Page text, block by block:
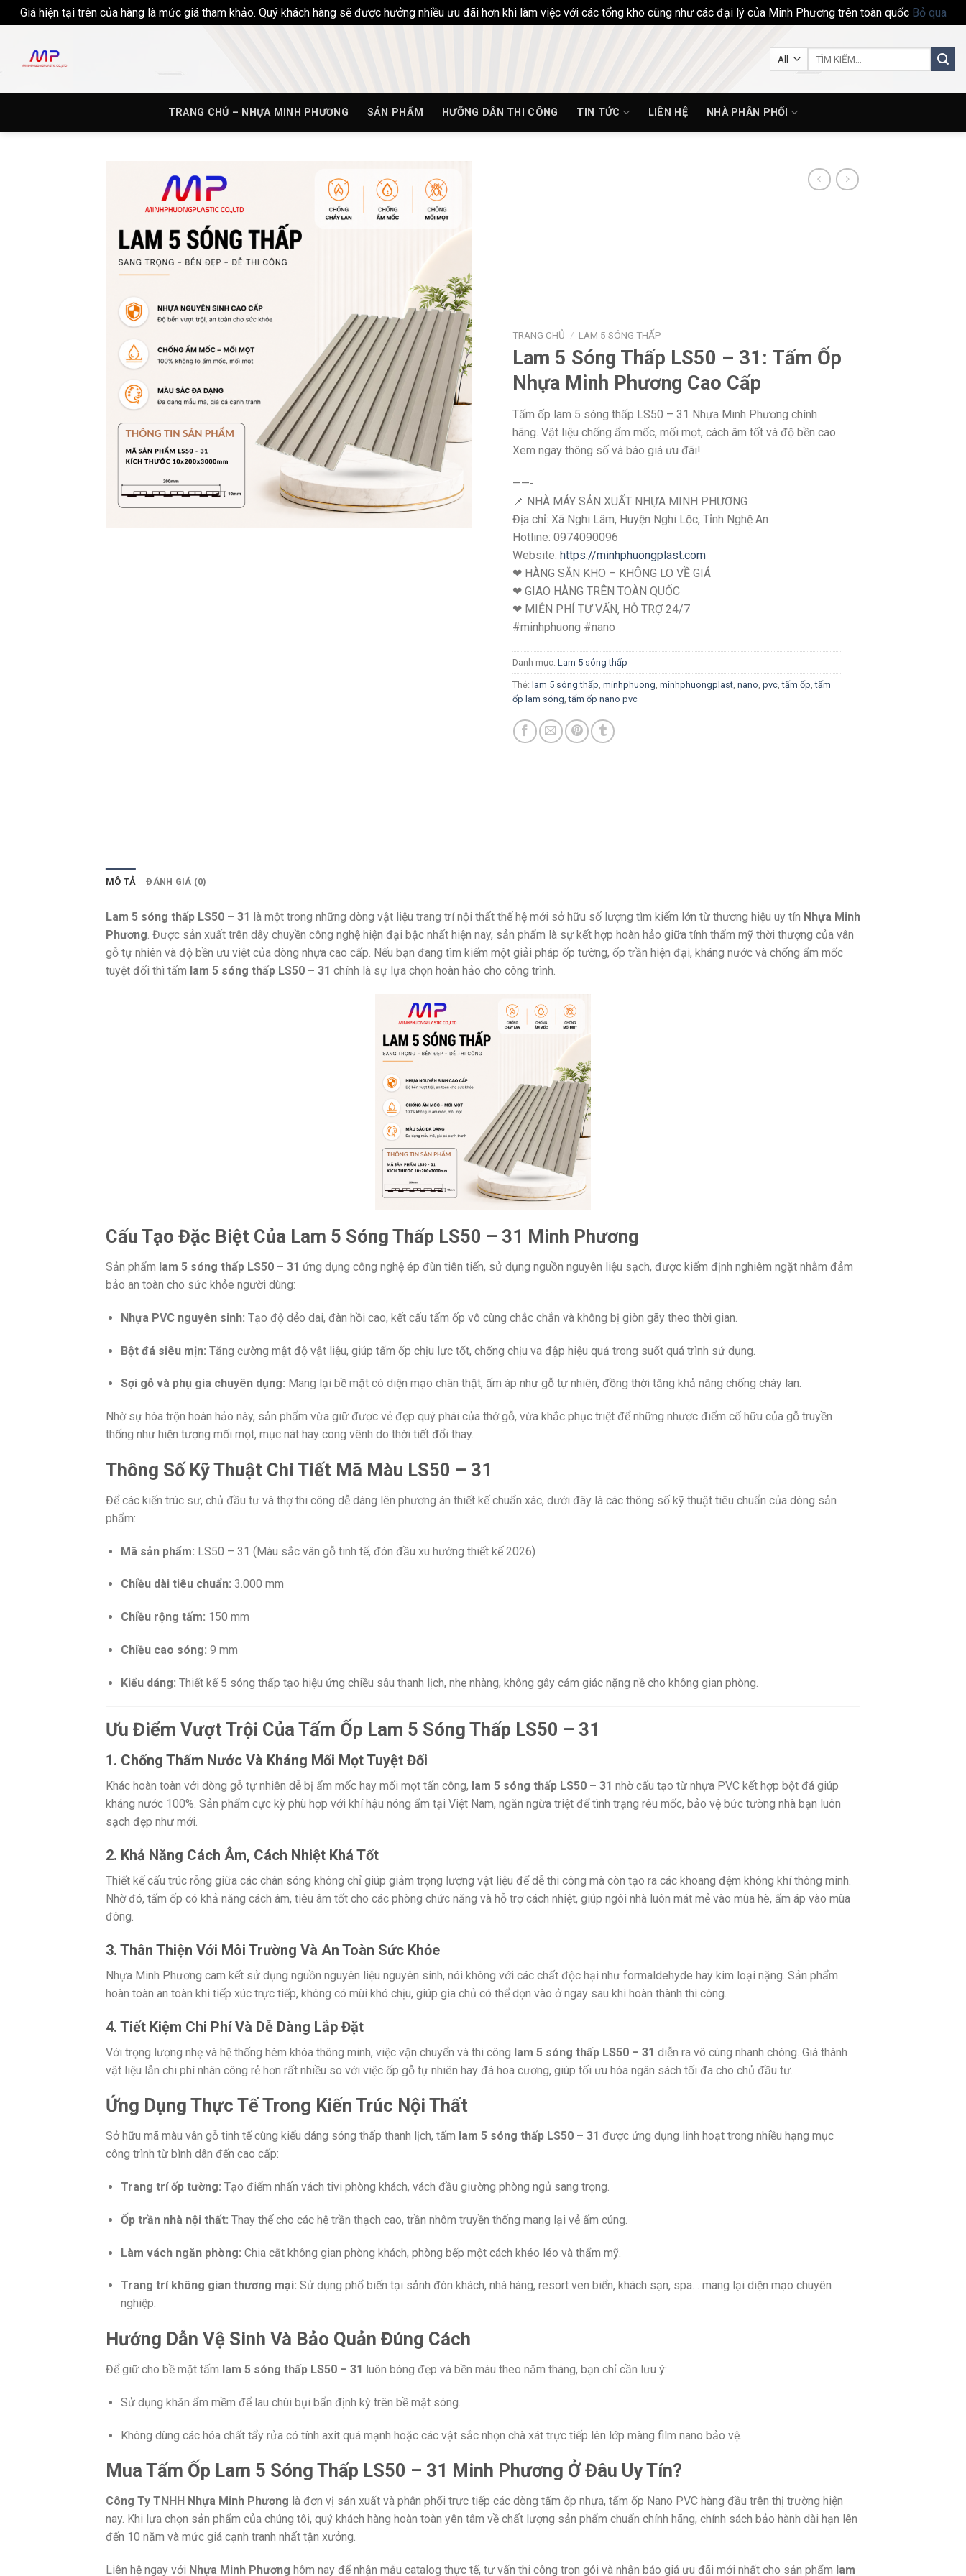
Giá hiện tại trên của hàng là mức giá tham khảo. Quý khách hàng sẽ được hưởng nhiều ưu đãi hơn khi làm việc với các tổng kho cũng như các đại lý của Minh Phương trên toàn quốc Bỏ qua
content
Tìm
TRANG CHỦ – NHỰA MINH PHƯƠNG SẢN PHẨM HƯỠNG DÂN THI CÔNG TIN TỨC LIÊN HỆ NHÀ PHÂN PHỐI
TRANG CHỦ / LAM 5 SÓNG THẤP
Lam 5 Sóng Thấp LS50 – 31: Tấm Ốp
Nhựa Minh Phương Cao Cấp
Tấm ốp lam 5 sóng thấp LS50 – 31 Nhựa Minh Phương chính
hãng. Vật liệu chống ẩm mốc, mối mọt, cách âm tốt và độ bền cao.
Xem ngay thông số và báo giá ưu đãi!
——-
📌 NHÀ MÁY SẢN XUẤT NHỰA MINH PHƯƠNG
Địa chỉ: Xã Nghi Lâm, Huyện Nghi Lộc, Tỉnh Nghệ An
Hotline: ‭0974090096
Website: https://minhphuongplast.com
❤ HÀNG SẴN KHO – KHÔNG LO VỀ GIÁ
❤ GIAO HÀNG TRÊN TOÀN QUỐC
❤ MIỄN PHÍ TƯ VẤN, HỖ TRỢ 24/7
#minhphuong #nano
Danh mục: Lam 5 sóng thấp
Thẻ: lam 5 sóng thấp minhphuong minhphuongplast, nano pvc,tấm ốp ,tấm
ốp lam sóng ,tấm ốp nano pvc
MÔ TẢ ĐÁNH GIÁ (0)
Lam 5 sóng thấp LS50 – 31 là một trong những dòng vật liệu trang trí nội thất thế hệ mới sở hữu số lượng tìm kiếm lớn từ thương hiệu uy tín Nhựa Minh
Phương . Được sản xuất trên dây chuyền công nghệ hiện đại bậc nhất hiện nay, sản phẩm là sự kết hợp hoàn hảo giữa tính thẩm mỹ thời thượng của vân
gỗ tự nhiên và độ bền ưu việt của dòng nhựa cao cấp. Nếu bạn đang tìm kiếm một giải pháp ốp tường, ốp trần hiện đại, kháng nước và chống ẩm mốc
tuyệt đối thì tấm lam 5 sóng thấp LS50 – 31 chính là sự lựa chọn hoàn hảo cho công trình.
Cấu Tạo Đặc Biệt Của Lam 5 Sóng Thấp LS50 – 31 Minh Phương
Sản phẩm lam 5 sóng thấp LS50 – 31 ứng dụng công nghệ ép đùn tiên tiến, sử dụng nguồn nguyên liệu sạch, được kiểm định nghiêm ngặt nhằm đảm
bảo an toàn cho sức khỏe người dùng:
Nhựa PVC nguyên sinh: Tạo độ dẻo dai, đàn hồi cao, kết cấu tấm ốp vô cùng chắc chắn và không bị giòn gãy theo thời gian.
Bột đá siêu mịn: Tăng cường mật độ vật liệu, giúp tấm ốp chịu lực tốt, chống chịu va đập hiệu quả trong suốt quá trình sử dụng.
Sợi gỗ và phụ gia chuyên dụng: Mang lại bề mặt có diện mạo chân thật, ấm áp như gỗ tự nhiên, đồng thời tăng khả năng chống cháy lan.
Nhờ sự hòa trộn hoàn hảo này, sản phẩm vừa giữ được vẻ đẹp quý phái của thớ gỗ, vừa khắc phục triệt để những nhược điểm cố hữu của gỗ truyền
thống như hiện tượng mối mọt, mục nát hay cong vênh do thời tiết đổi thay.
Thông Số Kỹ Thuật Chi Tiết Mã Màu LS50 – 31
Để các kiến trúc sư, chủ đầu tư và thợ thi công dễ dàng lên phương án thiết kế chuẩn xác, dưới đây là các thông số kỹ thuật tiêu chuẩn của dòng sản
phẩm:
Mã sản phẩm: LS50 – 31 (Màu sắc vân gỗ tinh tế, đón đầu xu hướng thiết kế 2026)
Chiều dài tiêu chuẩn: 3.000 mm
Chiều rộng tấm: 150 mm
Chiều cao sóng: 9 mm
Kiểu dáng: Thiết kế 5 sóng thấp tạo hiệu ứng chiều sâu thanh lịch, nhẹ nhàng, không gây cảm giác nặng nề cho không gian phòng.
Ưu Điểm Vượt Trội Của Tấm Ốp Lam 5 Sóng Thấp LS50 – 31
1. Chống Thấm Nước Và Kháng Mối Mọt Tuyệt Đối
Khác hoàn toàn với dòng gỗ tự nhiên dễ bị ẩm mốc hay mối mọt tấn công, lam 5 sóng thấp LS50 – 31 nhờ cấu tạo từ nhựa PVC kết hợp bột đá giúp
kháng nước 100%. Sản phẩm cực kỳ phù hợp với khí hậu nóng ẩm tại Việt Nam, ngăn ngừa triệt để tình trạng rêu mốc, bảo vệ bức tường nhà bạn luôn
sạch đẹp như mới.
2. Khả Năng Cách Âm, Cách Nhiệt Khá Tốt
Thiết kế cấu trúc rỗng giữa các chân sóng không chỉ giúp giảm trọng lượng vật liệu để dễ thi công mà còn tạo ra các khoang đệm không khí thông minh.
Nhờ đó, tấm ốp có khả năng cách âm, tiêu âm tốt cho các phòng chức năng và hỗ trợ cách nhiệt, giúp ngôi nhà luôn mát mẻ vào mùa hè, ấm áp vào mùa
đông.
3. Thân Thiện Với Môi Trường Và An Toàn Sức Khỏe
Nhựa Minh Phương cam kết sử dụng nguồn nguyên liệu nguyên sinh, nói không với các chất độc hại như formaldehyde hay kim loại nặng. Sản phẩm
hoàn toàn an toàn khi tiếp xúc trực tiếp, không có mùi khó chịu, giúp gia chủ có thể dọn vào ở ngay sau khi hoàn thành thi công.
4. Tiết Kiệm Chi Phí Và Dễ Dàng Lắp Đặt
Với trọng lượng nhẹ và hệ thống hèm khóa thông minh, việc vận chuyển và thi công lam 5 sóng thấp LS50 – 31 diễn ra vô cùng nhanh chóng. Giá thành
vật liệu lẫn chi phí nhân công rẻ hơn rất nhiều so với việc ốp gỗ tự nhiên hay đá hoa cương, giúp tối ưu hóa ngân sách tối đa cho chủ đầu tư.
Ứng Dụng Thực Tế Trong Kiến Trúc Nội Thất
Sở hữu mã màu vân gỗ tinh tế cùng kiểu dáng sóng thấp thanh lịch, tấm lam 5 sóng thấp LS50 – 31 được ứng dụng linh hoạt trong nhiều hạng mục
công trình từ bình dân đến cao cấp:
Trang trí ốp tường: Tạo điểm nhấn vách tivi phòng khách, vách đầu giường phòng ngủ sang trọng.
Ốp trần nhà nội thất: Thay thế cho các hệ trần thạch cao, trần nhôm truyền thống mang lại vẻ ấm cúng.
Làm vách ngăn phòng: Chia cắt không gian phòng khách, phòng bếp một cách khéo léo và thẩm mỹ.
Trang trí không gian thương mại: Sử dụng phổ biến tại sảnh đón khách, nhà hàng, resort ven biển, khách sạn, spa… mang lại diện mạo chuyên
nghiệp.
Hướng Dẫn Vệ Sinh Và Bảo Quản Đúng Cách
Để giữ cho bề mặt tấm lam 5 sóng thấp LS50 – 31 luôn bóng đẹp và bền màu theo năm tháng, bạn chỉ cần lưu ý:
Sử dụng khăn ẩm mềm để lau chùi bụi bẩn định kỳ trên bề mặt sóng.
Không dùng các hóa chất tẩy rửa có tính axit quá mạnh hoặc các vật sắc nhọn chà xát trực tiếp lên lớp màng film nano bảo vệ.
Mua Tấm Ốp Lam 5 Sóng Thấp LS50 – 31 Minh Phương Ở Đâu Uy Tín?
Công Ty TNHH Nhựa Minh Phương là đơn vị sản xuất và phân phối trực tiếp các dòng tấm ốp nhựa, tấm ốp Nano PVC hàng đầu trên thị trường hiện
nay. Khi lựa chọn sản phẩm của chúng tôi, quý khách hàng hoàn toàn yên tâm về chất lượng sản phẩm chuẩn chính hãng, chính sách bảo hành dài hạn lên
đến 10 năm và mức giá cạnh tranh nhất tận xưởng.
Liên hệ ngay với Nhựa Minh Phương hôm nay để nhận mẫu catalog thực tế, tư vấn thi công trọn gói và nhận báo giá ưu đãi mới nhất cho sản phẩm lam